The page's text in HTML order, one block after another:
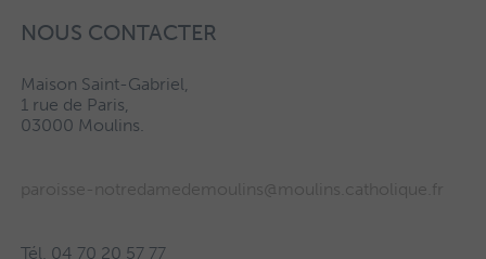
NOUS CONTACTER
Maison Saint-Gabriel,
1 rue de Paris,
03000 Moulins.
paroisse-notredamedemoulins@moulins.catholique.fr
Tél. 04 70 20 57 77